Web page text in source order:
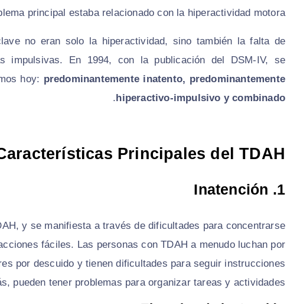
principal estaba relacionado con la hiperactividad motora.
no eran solo la hiperactividad, sino también la falta de
impulsivas. En 1994, con la publicación del DSM-IV, se
hoy: predominantemente inatento, predominantemente
hiperactivo-impulsivo y combinado
.
Principales del TDAH
1.
Inatención
y se manifiesta a través de dificultades para concentrarse
fáciles. Las personas con TDAH a menudo luchan por
por descuido y tienen dificultades para seguir instrucciones
pueden tener problemas para organizar tareas y actividades.